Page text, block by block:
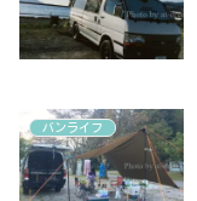
バンライフ